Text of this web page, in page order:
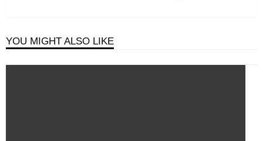
YOU MIGHT ALSO LIKE